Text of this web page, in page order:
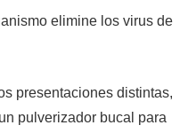
elimine los virus de
presentaciones distintas,
pulverizador bucal para